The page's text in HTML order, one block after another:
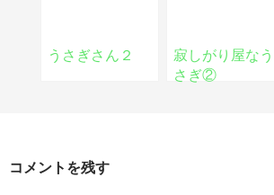
うさぎさん２
寂しがり屋なう
さぎ②
コメントを残す